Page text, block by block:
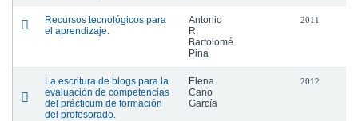
Recursos tecnológicos para
el aprendizaje.
Antonio
R.
Bartolomé
Pina
2011
La escritura de blogs para la
evaluación de competencias
del prácticum de formación
del profesorado.
Elena
Cano
García
2012